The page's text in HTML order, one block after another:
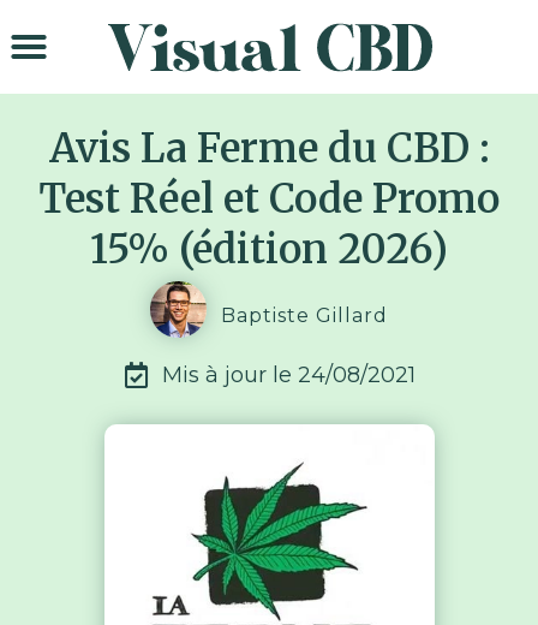
Avis La Ferme du CBD :
Test Réel et Code Promo
15% (édition 2026)
Baptiste Gillard
Mis à jour le 24/08/2021